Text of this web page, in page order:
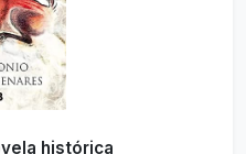
histórica